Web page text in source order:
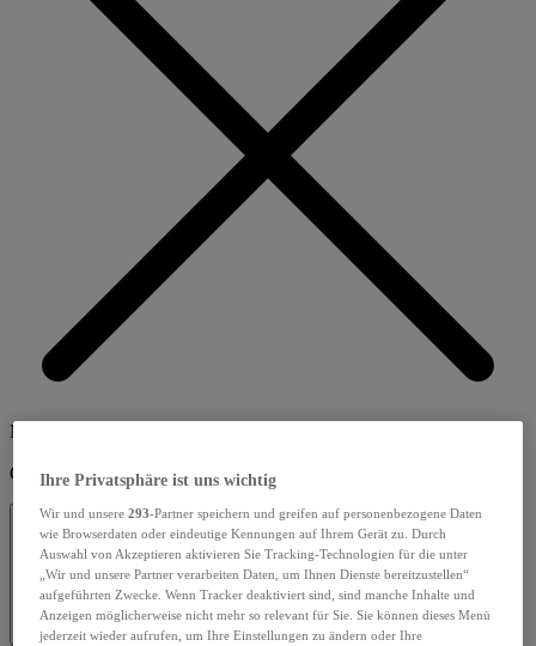
Menü schliessen
Guten Tag,
Profil bearbeiten
Ihre Privatsphäre ist uns wichtig
Wir und unsere293-Partner speichern und greifen auf personenbezogene Daten
wie Browserdaten oder eindeutige Kennungen auf Ihrem Gerät zu. Durch
Auswahl von Akzeptieren aktivieren Sie Tracking-Technologien für die unter
„Wir und unsere Partner verarbeiten Daten, um Ihnen Dienste bereitzustellen“
aufgeführten Zwecke. Wenn Tracker deaktiviert sind, sind manche Inhalte und
Anzeigen möglicherweise nicht mehr so relevant für Sie. Sie können dieses Menü
jederzeit wieder aufrufen, um Ihre Einstellungen zu ändern oder Ihre